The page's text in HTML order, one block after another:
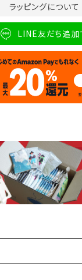
ラッピングについて
LINE友だち追加